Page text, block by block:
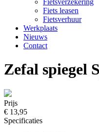
Fietsverzekering
Fiets leasen
Fietsverhuur
Werkplaats
Nieuws
Contact
Zefal spiegel
Prijs
€ 13,95
Specificaties